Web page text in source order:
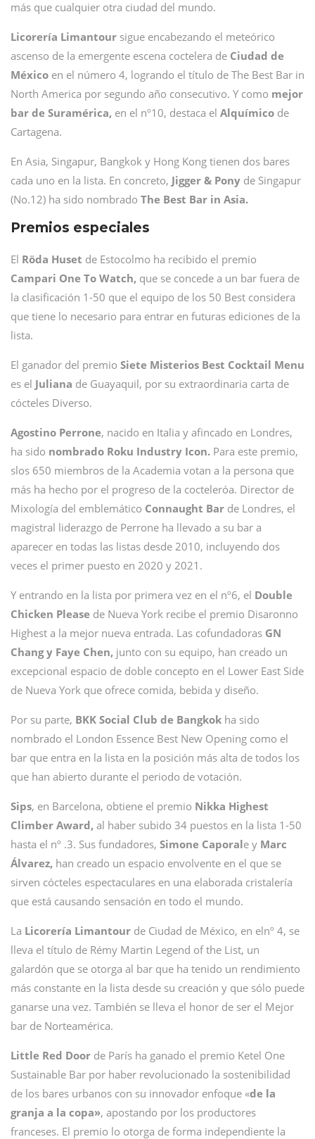
más que cualquier otra ciudad del mundo.
Licorería Limantour sigue encabezando el meteórico
ascenso de la emergente escena coctelera de Ciudad de
México en el número 4, logrando el título de The Best Bar in
North America por segundo año consecutivo. Y como mejor
bar de Suramérica, en el nº10, destaca el Alquímico de
Cartagena.
En Asia, Singapur, Bangkok y Hong Kong tienen dos bares
cada uno en la lista. En concreto, Jigger & Pony de Singapur
(No.12) ha sido nombrado The Best Bar in Asia.
Premios especiales
El Röda Huset de Estocolmo ha recibido el premio
Campari One To Watch, que se concede a un bar fuera de
la clasificación 1-50 que el equipo de los 50 Best considera
que tiene lo necesario para entrar en futuras ediciones de la
lista.
El ganador del premio Siete Misterios Best Cocktail Menu
es el Juliana de Guayaquil, por su extraordinaria carta de
cócteles Diverso.
Agostino Perrone, nacido en Italia y afincado en Londres,
ha sido nombrado Roku Industry Icon. Para este premio,
slos 650 miembros de la Academia votan a la persona que
más ha hecho por el progreso de la cocteleróa. Director de
Mixología del emblemático Connaught Bar de Londres, el
magistral liderazgo de Perrone ha llevado a su bar a
aparecer en todas las listas desde 2010, incluyendo dos
veces el primer puesto en 2020 y 2021.
Y entrando en la lista por primera vez en el nº6, el Double
Chicken Please de Nueva York recibe el premio Disaronno
Highest a la mejor nueva entrada. Las cofundadoras GN
Chang y Faye Chen, junto con su equipo, han creado un
excepcional espacio de doble concepto en el Lower East Side
de Nueva York que ofrece comida, bebida y diseño.
Por su parte, BKK Social Club de Bangkok ha sido
nombrado el London Essence Best New Opening como el
bar que entra en la lista en la posición más alta de todos los
que han abierto durante el periodo de votación.
Sips, en Barcelona, obtiene el premio Nikka Highest
Climber Award, al haber subido 34 puestos en la lista 1-50
hasta el nº .3. Sus fundadores, Simone Caporale y Marc
Álvarez, han creado un espacio envolvente en el que se
sirven cócteles espectaculares en una elaborada cristalería
que está causando sensación en todo el mundo.
La Licorería Limantour de Ciudad de México, en elnº 4, se
lleva el título de Rémy Martin Legend of the List, un
galardón que se otorga al bar que ha tenido un rendimiento
más constante en la lista desde su creación y que sólo puede
ganarse una vez. También se lleva el honor de ser el Mejor
bar de Norteamérica.
Little Red Door de París ha ganado el premio Ketel One
Sustainable Bar por haber revolucionado la sostenibilidad
de los bares urbanos con su innovador enfoque «de la
granja a la copa», apostando por los productores
franceses. El premio lo otorga de forma independiente la